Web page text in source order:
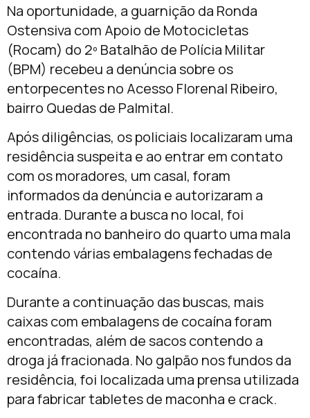
Na oportunidade, a guarnição da Ronda
Ostensiva com Apoio de Motocicletas
(Rocam) do 2º Batalhão de Polícia Militar
(BPM) recebeu a denúncia sobre os
entorpecentes no Acesso Florenal Ribeiro,
bairro Quedas de Palmital.
Após diligências, os policiais localizaram uma
residência suspeita e ao entrar em contato
com os moradores, um casal, foram
informados da denúncia e autorizaram a
entrada. Durante a busca no local, foi
encontrada no banheiro do quarto uma mala
contendo várias embalagens fechadas de
cocaína.
Durante a continuação das buscas, mais
caixas com embalagens de cocaína foram
encontradas, além de sacos contendo a
droga já fracionada. No galpão nos fundos da
residência, foi localizada uma prensa utilizada
para fabricar tabletes de maconha e crack.